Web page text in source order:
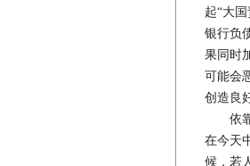
起“大
银行负
果同时
可能会
创造良
依靠
在今天
候，若